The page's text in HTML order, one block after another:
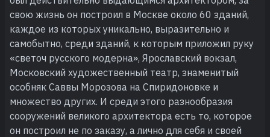
свою жизнь он построил в Москве около 60 зданий,
каждое из которых уникально, выразительно и
самобытно, среди зданий, к которым приложил руку
«светоч русского модерна», Ярославский вокзал,
Московский художественный театр, знаменитый
особняк Саввы Морозова на Спиридоновке и
множество других. И среди этого разнообразия
сооружений великого архитектора есть то, которое
он построил не по заказу, а лично для себя и своей